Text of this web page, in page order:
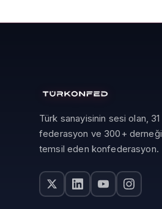
Türk sanayisinin sesi olan, 31
federasyon ve 300+ derneği
temsil eden konfederasyon.